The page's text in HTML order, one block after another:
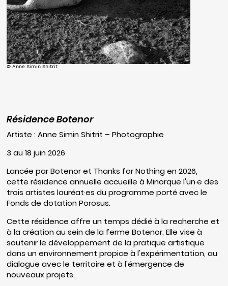
© Anne Simin Shitrit
Résidence Botenor
Artiste : Anne Simin Shitrit – Photographie
3 au 18 juin 2026
Lancée parBotenoret Thanks for Nothing en 2026,
cette résidence annuelle accueille à Minorque l'un·e des
trois artistes lauréat·es du programme porté avec le
Fonds de dotation Porosus.
Cette résidence offre un temps dédié à la recherche et
à la création au sein de la ferme Botenor. Elle vise à
soutenir le développement de la pratique artistique
dans un environnement propice à l'expérimentation, au
dialogue avec le territoire et à l'émergence de
nouveaux projets.